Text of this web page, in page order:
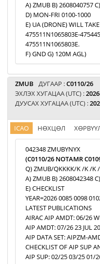
A) ZMUB B) 2608040757
D) MON-FRI 0100-1000
E) UA (DRONE) WILL
475511N1065803E-
475511N1065803E.
F) GND G) 120M AGL)
ZMUB ДУГААР :C0110/26
ЭХЛЭХ ХУГАЦАА (UTC) :
ДУУСАХ ХУГАЦАА (UTC) :
ICAO НӨХЦӨЛ
042348 ZMUBYNYX
(C0110/26 NOTAMR
Q) ZMUB/QKKKK/K /K /K
A) ZMUB B) 2608042348
E) CHECKLIST
YEAR=2026 0085 0098
LATEST PUBLICATIONS
AIRAC AIP AMDT: 06/26
AIP AMDT: 07/26 23 JUL
AIP DATA SET: AIPZM-
CHECKLIST OF AIP SUP
AIP SUP: 02/25 03/25 01/